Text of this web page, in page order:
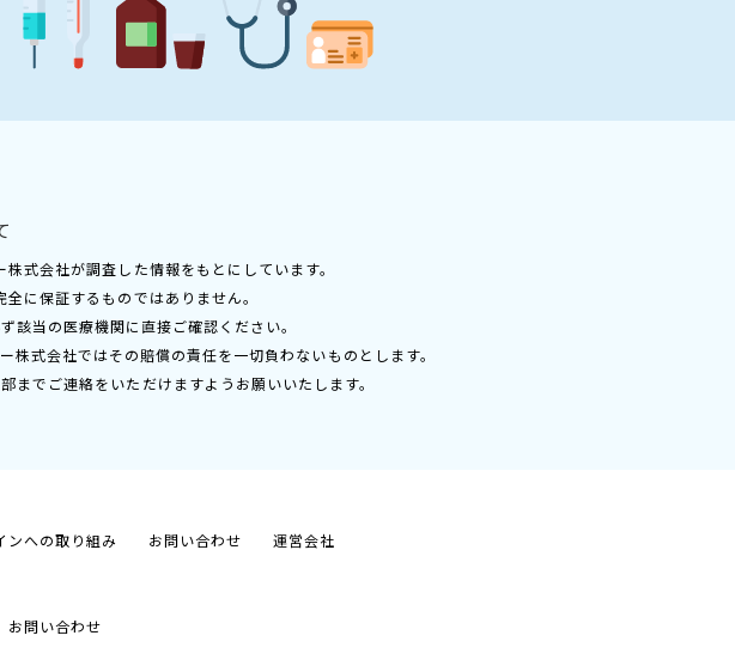
式会社が調査した情報をもとにしています。
に保証するものではありません。
該当の医療機関に直接ご確認ください。
式会社ではその賠償の責任を一切負わないものとします。
までご連絡をいただけますようお願いいたします。
ンへの取り組み お問い合わせ 運営会社
お問い合わせ